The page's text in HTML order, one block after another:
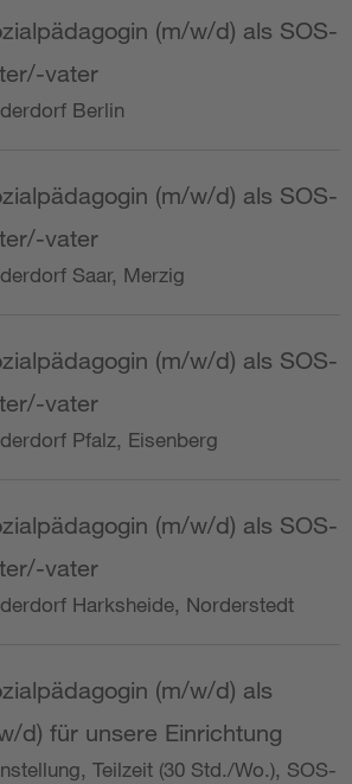
(m/w/d) als SOS-
vater
Berlin
(m/w/d) als SOS-
vater
Saar, Merzig
(m/w/d) als SOS-
vater
Pfalz, Eisenberg
(m/w/d) als SOS-
vater
Harksheide, Norderstedt
(m/w/d) als
d) für unsere Einrichtung
Teilzeit (30 Std./Wo.), SOS-